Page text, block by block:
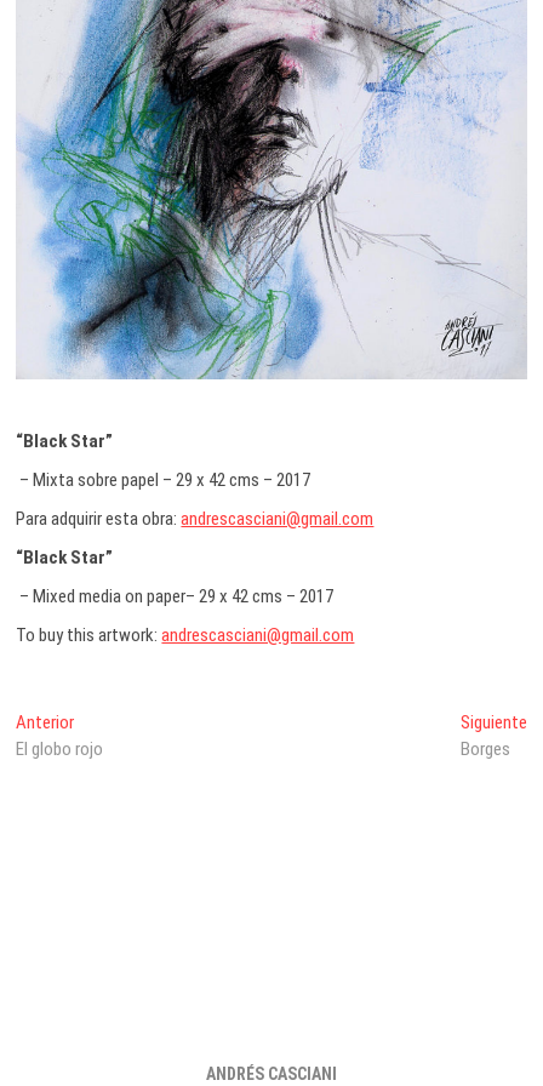
“Black Star”
– Mixta sobre papel – 29 x 42 cms – 2017
Para adquirir esta obra:andrescasciani@gmail.com
“Black Star”
– Mixed media on paper– 29 x 42 cms – 2017
To buy this artwork:andrescasciani@gmail.com
Navegación
de
AnteriorEntrada
anterior:
El globo rojo
Siguiente
Borges
ANDRÉS CASCIANI